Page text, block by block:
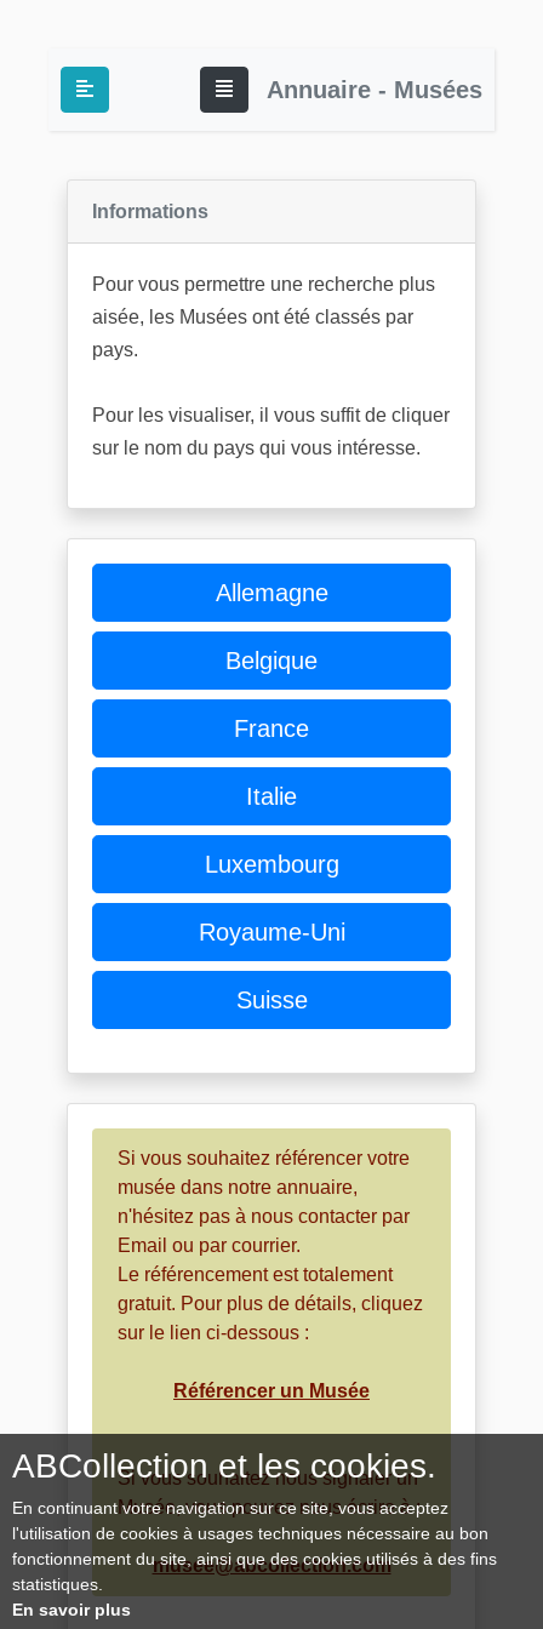
Annuaire - Musées
Informations
Pour vous permettre une recherche plus
aisée, les Musées ont été classés par
pays.
Pour les visualiser, il vous suffit de cliquer
sur le nom du pays qui vous intéresse.
Allemagne
Belgique
France
Italie
Luxembourg
Royaume-Uni
Suisse
Si vous souhaitez référencer votre
musée dans notre annuaire,
n'hésitez pas à nous contacter par
Email ou par courrier.
Le référencement est totalement
gratuit. Pour plus de détails, cliquez
sur le lien ci-dessous :
Référencer un Musée
Si vous souhaitez nous signaler un
Musée, vous pouvez nous écrire à :
musee@abcollection.com
ABCollection et les cookies.
En continuant votre navigation sur ce site, vous acceptez
l'utilisation de cookies à usages techniques nécessaire au bon
fonctionnement du site, ainsi que des cookies utilisés à des fins
statistiques.
En savoir plus